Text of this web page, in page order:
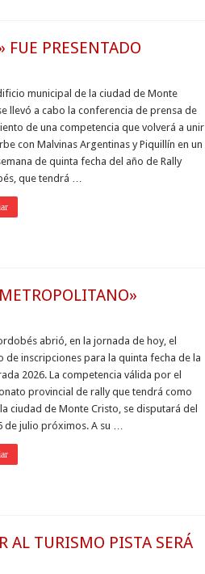
FUE PRESENTADO
municipal de la ciudad de Monte
llevó a cabo la conferencia de prensa de
de una competencia que volverá a unir
con Malvinas Argentinas y Piquillín en un
de quinta fecha del año de Rally
que tendrá …
abrió, en la jornada de hoy, el
de inscripciones para la quinta fecha de la
2026. La competencia válida por el
provincial de rally que tendrá como
ciudad de Monte Cristo, se disputará del
de julio próximos. A su …
AL TURISMO PISTA SERÁ